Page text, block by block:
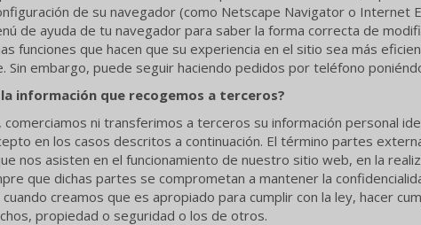
de su navegador (como Netscape Navigator o Internet
de ayuda de tu navegador para saber la forma correcta de
funciones que hacen que su experiencia en el sitio sea más
Sin embargo, puede seguir haciendo pedidos por teléfono
información que recogemos a terceros?
comerciamos ni transferimos a terceros su información personal
en los casos descritos a continuación. El término partes
nos asisten en el funcionamiento de nuestro sitio web, en la
que dichas partes se comprometan a mantener la
cuando creamos que es apropiado para cumplir con la ley, hacer
propiedad o seguridad o los de otros.